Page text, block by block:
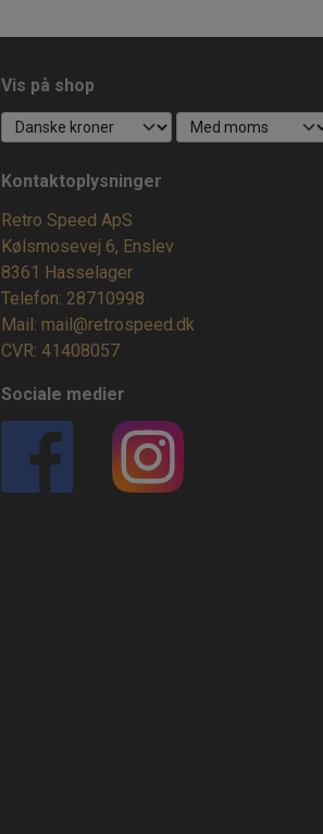
Vis på shop
Kontaktoplysninger
Retro Speed ApS
Kølsmosevej 6, Enslev
8361 Hasselager
Telefon: 28710998
Mail: mail@retrospeed.dk
CVR: 41408057
Sociale medier